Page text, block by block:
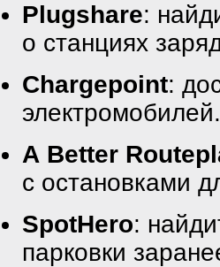
Plugshare:
о станциях
Chargepoint:
электромобилей.
A Better
с остановками
SpotHero:
парковки